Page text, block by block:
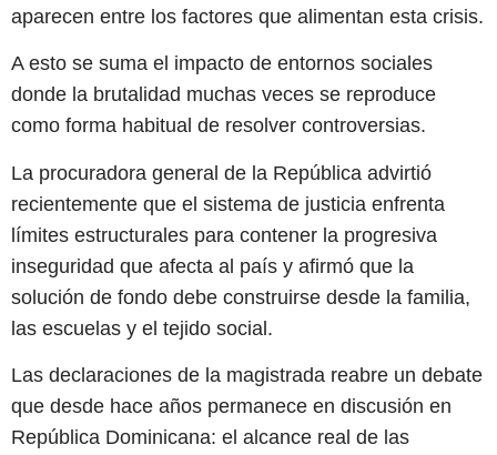
aparecen entre los factores que alimentan esta crisis.
A esto se suma el impacto de entornos sociales
donde la brutalidad muchas veces se reproduce
como forma habitual de resolver controversias.
La procuradora general de la República advirtió
recientemente que el sistema de justicia enfrenta
límites estructurales para contener la progresiva
inseguridad que afecta al país y afirmó que la
solución de fondo debe construirse desde la familia,
las escuelas y el tejido social.
Las declaraciones de la magistrada reabre un debate
que desde hace años permanece en discusión en
República Dominicana: el alcance real de las